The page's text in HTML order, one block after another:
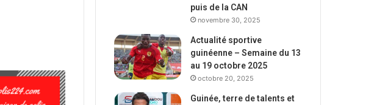
puis de la CAN
novembre 30, 2025
Actualité sportive
guinéenne – Semaine du 13
au 19 octobre 2025
octobre 20, 2025
Guinée, terre de talents et